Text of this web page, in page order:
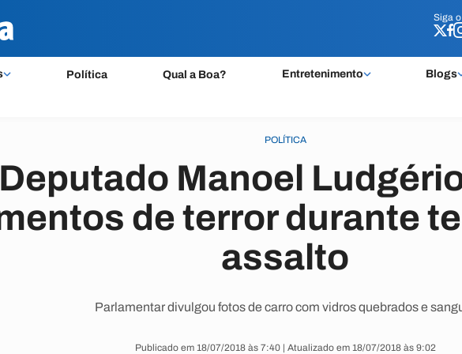
Siga o
Política Qual a Boa? Entretenimento Blogs
Siga o
POLÍTICA
Deputado Manoel
de terror durante
assalto
Parlamentar divulgou fotos de carro com vidros quebrados e
Publicado em 18/07/2018 às 7:40 | Atualizado em 18/07/2018 às 9:02